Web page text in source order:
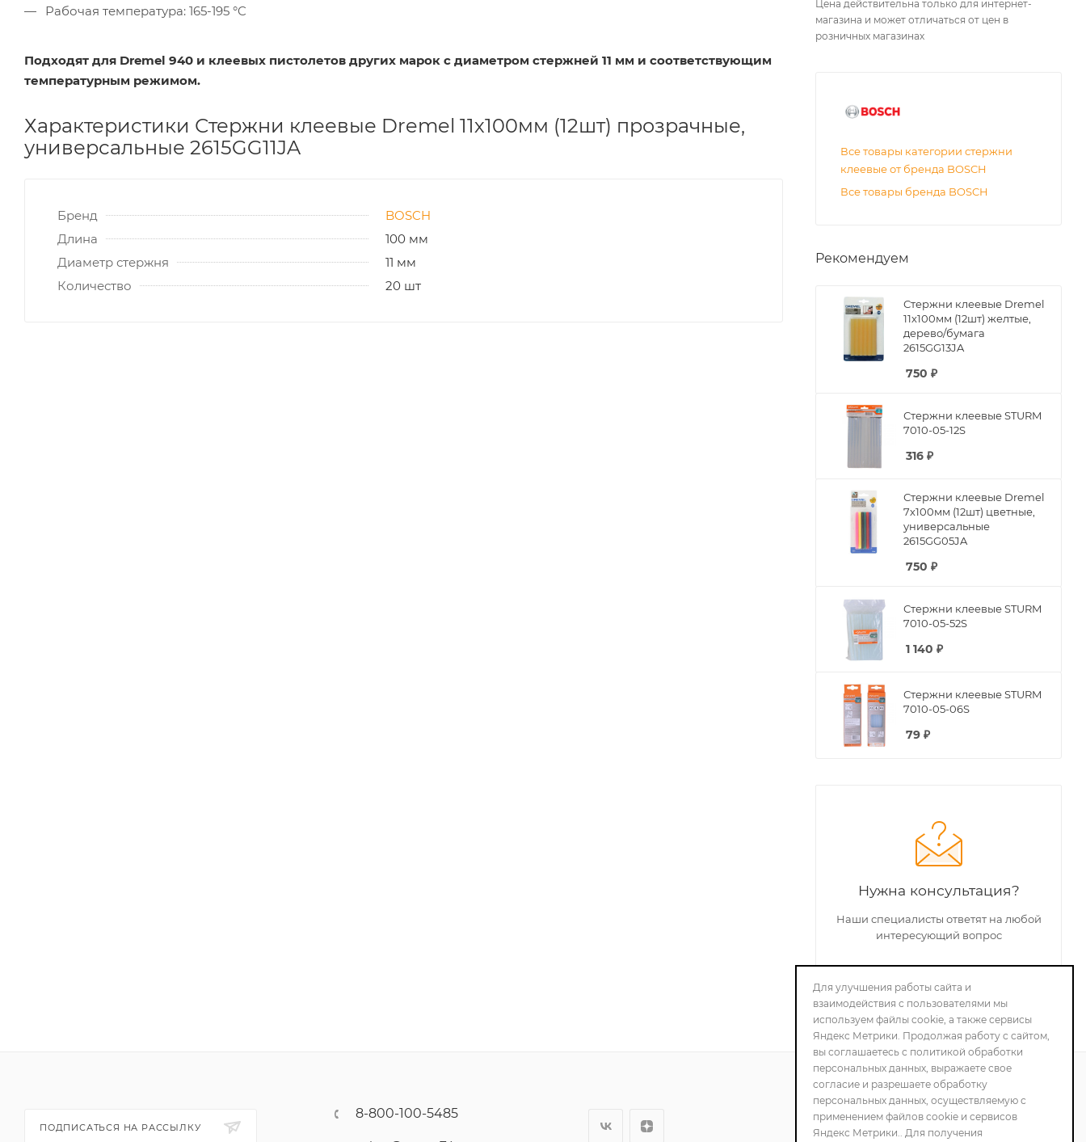
Рабочая температура: 165-195 °C
Подходят для Dremel 940 и клеевых пистолетов других марок с диаметром стержней 11 мм и соответствующим
температурным режимом.
Характеристики Стержни клеевые Dremel 11х100мм (12шт) прозрачные,
универсальные 2615GG11JA
Бренд
BOSCH
Длина
100 мм
Диаметр стержня
11 мм
Количество
20 шт
Цена действительна только для интернет-
магазина и может отличаться от цен в
розничных магазинах
Все товары категории стержни
клеевые от бренда BOSCH
Все товары бренда BOSCH
Рекомендуем
Стержни клеевые Dremel
11х100мм (12шт) желтые,
дерево/бумага
2615GG13JA
750 ₽
Стержни клеевые STURM
7010-05-12S
316 ₽
Стержни клеевые Dremel
7х100мм (12шт) цветные,
универсальные
2615GG05JA
750 ₽
Стержни клеевые STURM
7010-05-52S
1 140 ₽
Стержни клеевые STURM
7010-05-06S
79 ₽
Нужна консультация?
Наши специалисты ответят на любой
интересующий вопрос
ЗАДАТЬ ВОПРОС
ПОДПИСАТЬСЯ НА РАССЫЛКУ
8-800-100-5485
ПОЛИТИКА
КОНФИДЕНЦИАЛЬНОСТИ
Для улучшения работы сайта и
взаимодействия с пользователями мы
используем файлы cookie, а также сервисы
Яндекс Метрики. Продолжая работу с сайтом,
вы соглашаетесь с политикой обработки
персональных данных, выражаете свое
согласие и разрешаете обработку
персональных данных, осуществляемую с
применением файлов cookie и сервисов
Яндекс Метрики.. Для получения